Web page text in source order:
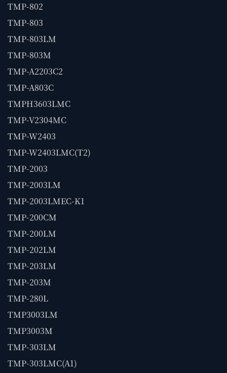
TMP-802
TMP-803
TMP-803LM
TMP-803M
TMP-A2203C2
TMP-A803C
TMPH3603LMC
TMP-V2304MC
TMP-W2403
TMP-W2403LMC(T2)
TMP-2003
TMP-2003LM
TMP-2003LMEC-K1
TMP-200CM
TMP-200LM
TMP-202LM
TMP-203LM
TMP-203M
TMP-280L
TMP3003LM
TMP3003M
TMP-303LM
TMP-303LMC(A1)